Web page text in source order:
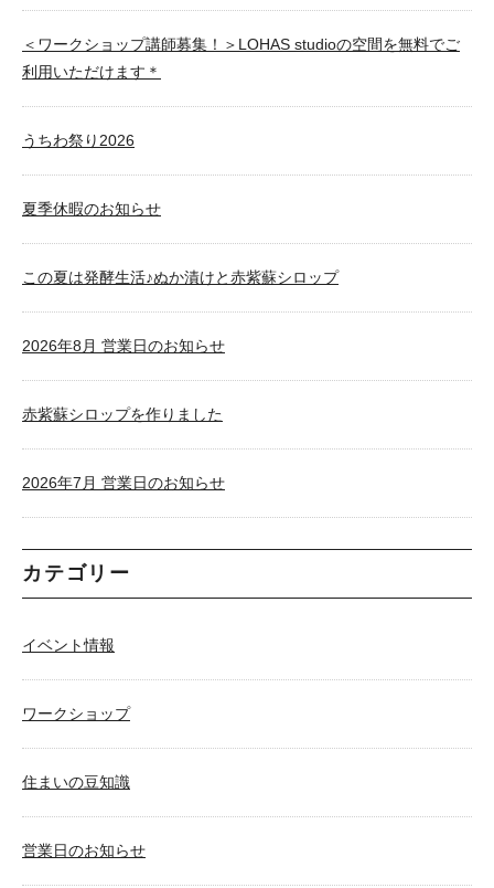
＜ワークショップ講師募集！＞LOHAS studioの空間を無料でご
利用いただけます＊
うちわ祭り2026
夏季休暇のお知らせ
この夏は発酵生活♪ぬか漬けと赤紫蘇シロップ
2026年8月 営業日のお知らせ
赤紫蘇シロップを作りました
2026年7月 営業日のお知らせ
カテゴリー
イベント情報
ワークショップ
住まいの豆知識
営業日のお知らせ